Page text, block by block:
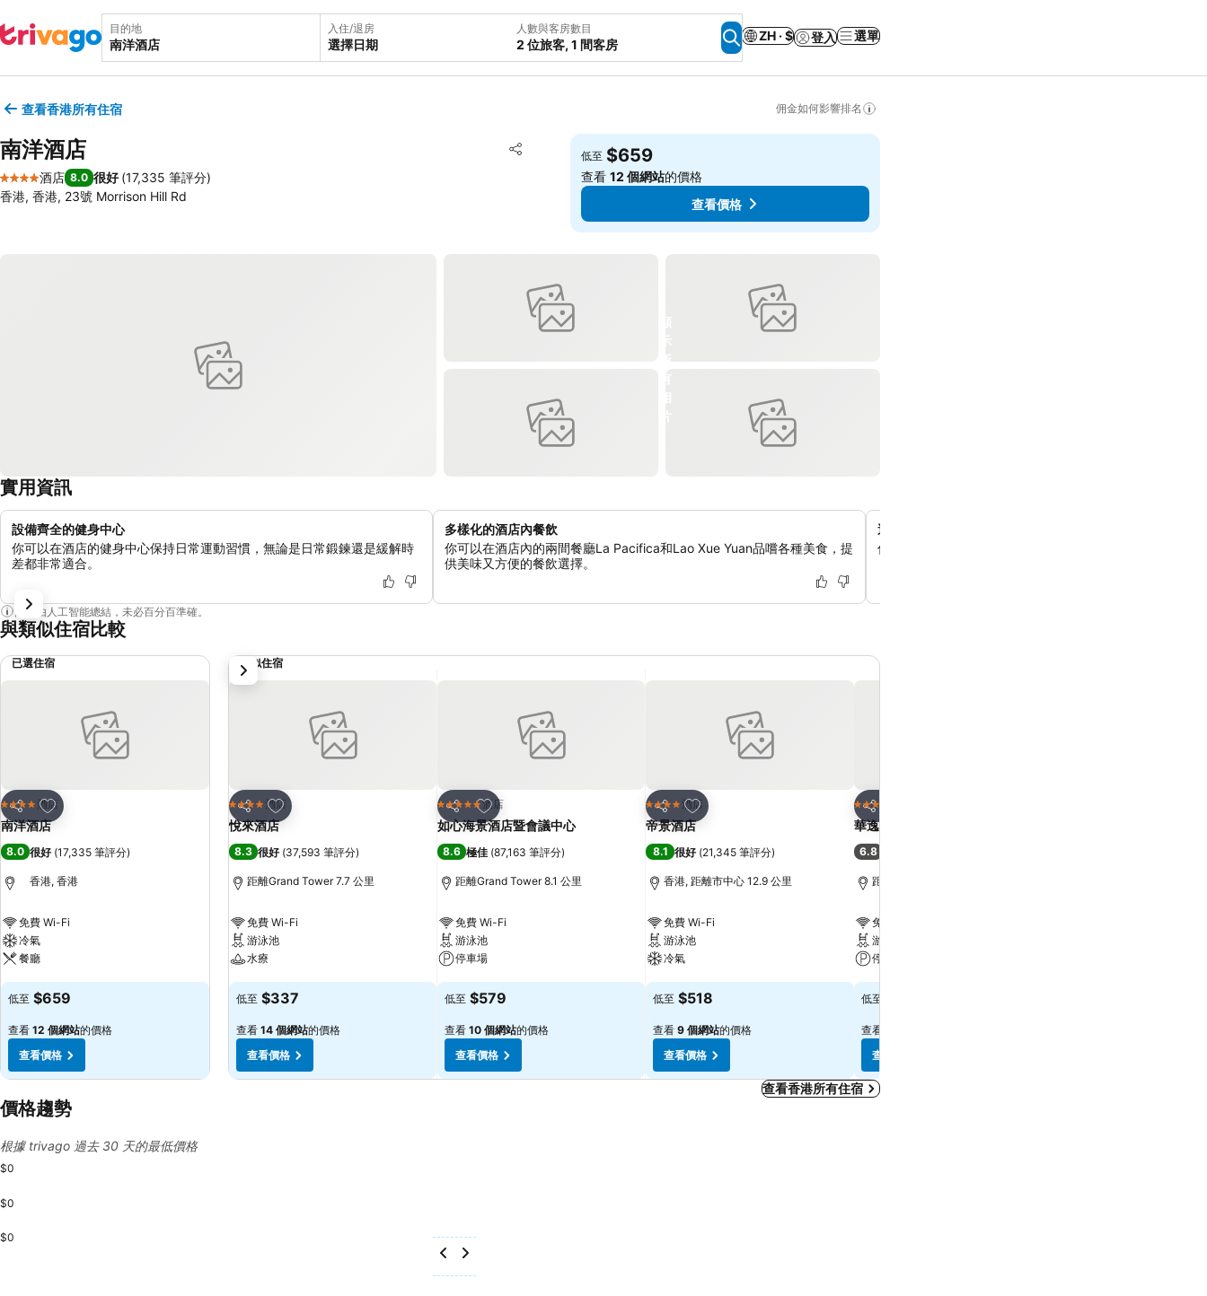
目的地 入住/退房
選擇日期
人數與客房數目
2 位旅客, 1 間客房
ZH · $ 登入 選單
查看香港所有住宿 佣金如何影響排名
南洋酒店 分享
放到收藏夾
4 星級
酒店 8.0 很好 (17,335 筆評分)
香港, 香港, 23號 Morrison Hill Rd
低至 $659
查看12 個網站的價格
查看價格
實用資訊
設備齊全的健身中心
你可以在酒店的健身中心保持日常運動習慣，無論是日常鍛鍊還是緩解時
差都非常適合。
多樣化的酒店內餐飲
你可以在酒店內的兩間餐廳La Pacifica和Lao Xue Yuan品嚐各種美食，提
供美味又方便的餐飲選擇。
適合家庭入住的住宿
你可以享受住宿，每間客房可有一位11歲或以下的兒童免
內容由人工智能總結，未必百分百準確。
與類似住宿比較
已選住宿
分享
放到收藏夾
4 星級 酒店
南洋酒店
8.0 很好 (17,335 筆評分)
香港, 香港
免費 Wi-Fi
冷氣
餐廳
查看價格
低至 $659
查看 12 個網站的價格
查看價格
類似住宿
分享
放到收藏夾
4 星級 酒店
悅來酒店
8.3 很好 (37,593 筆評分)
距離Grand Tower 7.7 公里
免費 Wi-Fi
游泳池
水療
查看價格
低至 $337
查看 14 個網站的價格
查看價格
分享
放到收藏夾
5 星級 酒店
如心海景酒店暨會議中心
8.6 極佳 (87,163 筆評分)
距離Grand Tower 8.1 公里
免費 Wi-Fi
游泳池
停車場
查看價格
低至 $579
查看 10 個網站的價格
查看價格
分享
放到收藏夾
4 星級 酒店
帝景酒店
8.1 很好 (21,345 筆評分)
香港, 距離市中心 12.9 公里
免費 Wi-Fi
游泳池
冷氣
查看價格
低至 $518
查看 9 個網站的價格
查看價格
分享
3 星級
華逸酒店
6.8
距離Grand Tower 6.7 公里
免費 Wi-Fi
游泳池
停車場
查看價格
低至
查看
查看價格
下一步
查看香港所有住宿
價格趨勢
根據 trivago 過去 30 天的最低價格
$0
$0
$0